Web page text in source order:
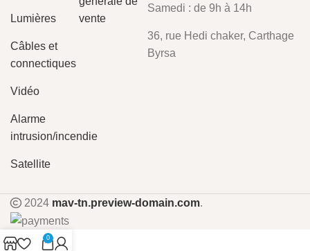
Lumières
Câbles et
connectiques
Vidéo
Alarme
intrusion/incendie
Satellite
vente
Samedi : de 9h à 14h
36, rue Hedi chaker, Carthage
Byrsa
2024 mav-tn.preview-domain.com.
0